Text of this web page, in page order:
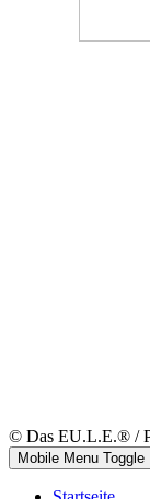
© Das EU.L.E.® /
Mobile Menu Toggle